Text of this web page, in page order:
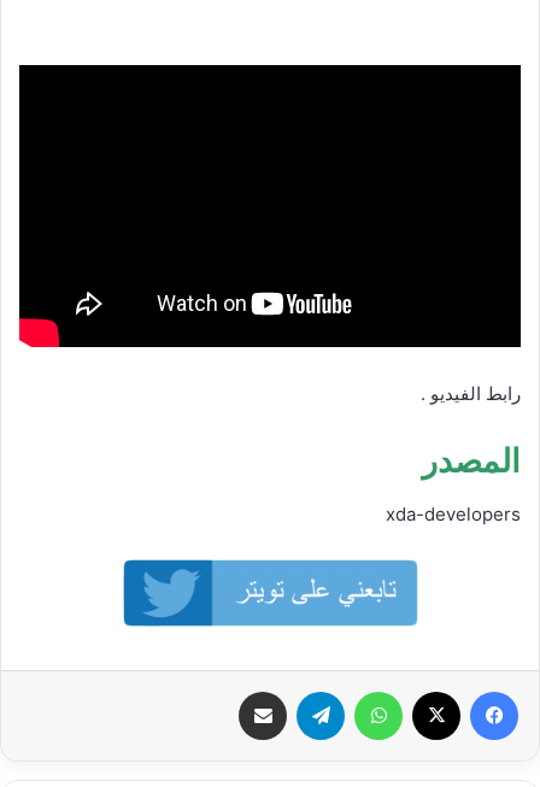
رابط الفيديو .
المصدر
xda-developers